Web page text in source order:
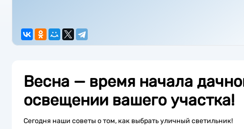
Весна — время начала
освещении вашего участка!
Сегодня наши советы о том, как выбрать уличный светильник!